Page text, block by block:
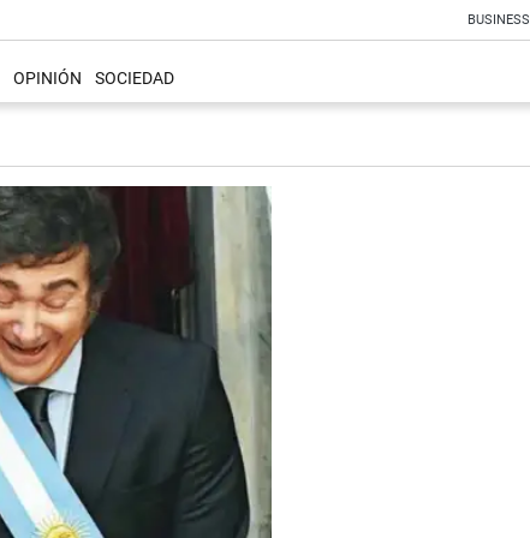
BUSINESS
OPINIÓN SOCIEDAD